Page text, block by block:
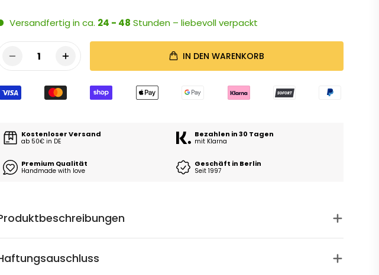
Versandfertig in ca. 24 - 48 Stunden – liebevoll verpackt
1 IN DEN WARENKORB
Kostenloser Versand
ab 50€ in DE
Bezahlen in 30 Tagen
mit Klarna
Premium Qualität
Handmade with love
Geschäft in Berlin
Seit 1997